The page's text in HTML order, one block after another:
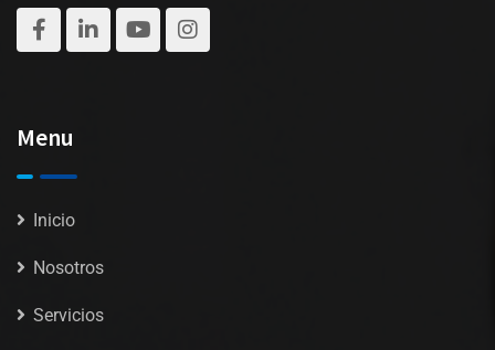
Menu
Inicio
Nosotros
Servicios